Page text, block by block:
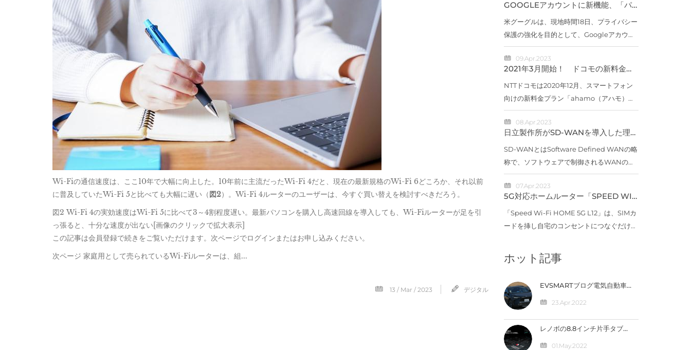
Wi-Fiの通信速度は、ここ10年で大幅に向上した。10年前に主流だったWi-Fi 4だと、現在の最新規格のWi-Fi 6どころか、それ以前
に普及していたWi-Fi 5と比べても大幅に遅い（図2）。Wi-Fi 4ルーターのユーザーは、今すぐ買い替えを検討すべきだろう。
図2 Wi-Fi 4の実効速度はWi-Fi 5に比べて3～4割程度遅い。最新パソコンを購入し高速回線を導入しても、Wi-Fiルーターが足を引
っ張ると、十分な速度が出ない[画像のクリックで拡大表示]
この記事は会員登録で続きをご覧いただけます。次ページでログインまたはお申し込みください。
次ページ 家庭用として売られているWi-Fiルーターは、組...
13 / Mar / 2023 デジタル
GOOGLEアカウントに新機能、「パ
米グーグルは、現地時間18日、プライバシー
保護の強化を目的として、Googleアカウン
トのセキュリティ向上を図る新機能を発表し
た。「Quick Delete（クイック デリー
ト）」「Locked Folder（ロック フォルダ
ー）」新...
09.Apr.2023
2021年3月開始！ ドコモの新料金
得？ 【5つのポイント】でチェック
NTTドコモは2020年12月、スマートフォン
向けの新料金プラン「ahamo（アハモ）」
を発表しました。「ahamo（アハモ）」の
Webサイト（出典：ahamo）「スマホ料金
の値下げ」が取り沙汰される中に登場した
ahamoとは、どの...
08.Apr.2023
日立製作所がSD-WANを導入した理由
SD-WANとはSoftware Defined WANの略
称で、ソフトウェアで制御されるWANのこ
とだ。SD-WANではそれぞれの拠点にSD-
WANルーターを設置し、専用線やISDN、
インターネット回線など物理回線の上に仮想
的なネットワークを...
07.Apr.2023
5G対応ホームルーター「SPEED WI-
「Speed Wi-Fi HOME 5G L12」は、SIMカ
ードを挿し自宅のコンセントにつなぐだけで
ー。8月に発売したau初の5G対応ホームル
ーター「Speed Wi-Fi HOME 5G L11」に続
ホット記事
EVSMARTブログ電気自動車
るトヨタの電気自動車
『BZ4X』／バッテリー残量
記事 最近の投稿 カテゴリー
23.Apr.2022
レノボの8.8インチ片手タブ
ック公開！【価格は4万円台
01.May.2022